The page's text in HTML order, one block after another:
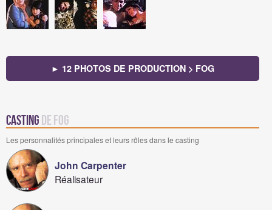
► 12 PHOTOS DE PRODUCTION > FOG
Casting de Fog
Les personnalités principales et leurs rôles dans le casting
John Carpenter
Réalisateur